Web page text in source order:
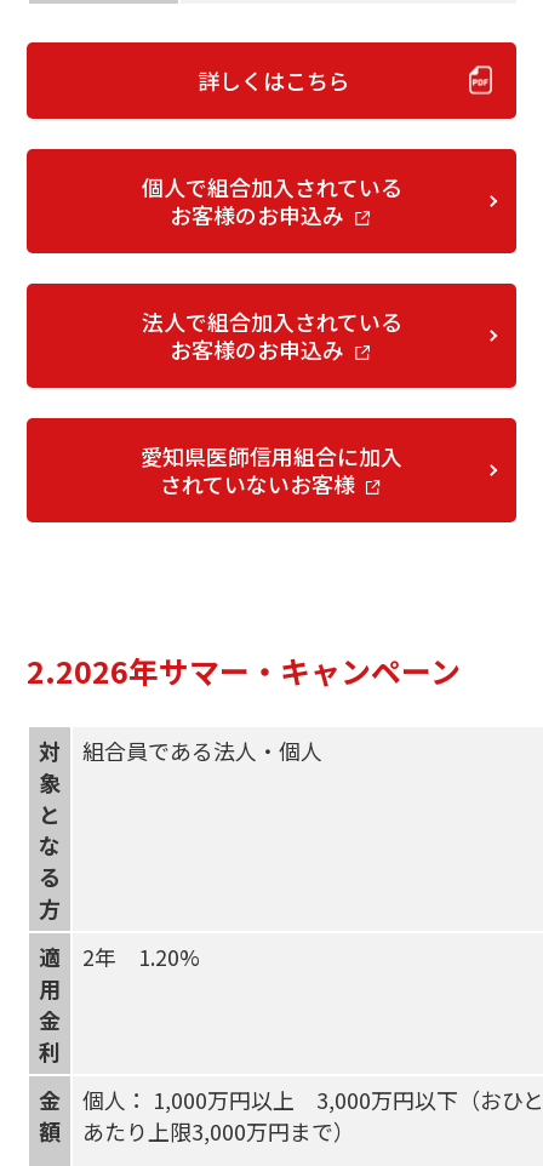
詳しくはこちら
個人で組合加入されている
お客様のお申込み
法人で組合加入されている
お客様のお申込み
愛知県医師信用組合に加入
されていないお客様
2.2026年サマー・キャンペーン
対
象
と
な
る
方
組合員である法人・個人
適
用
金
利
2年 1.20%
金
額
個人： 1,000万円以上 3,000万円以下（おひ
あたり上限3,000万円まで）